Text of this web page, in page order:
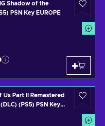
Shadow of the
PSN Key EUROPE
Us Part II Remastered
(PS5) PSN Key